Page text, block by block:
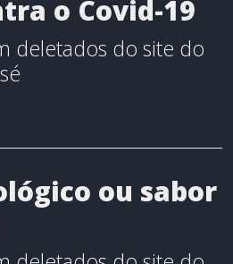
o Covid-19
deletados do site do
ou sabor